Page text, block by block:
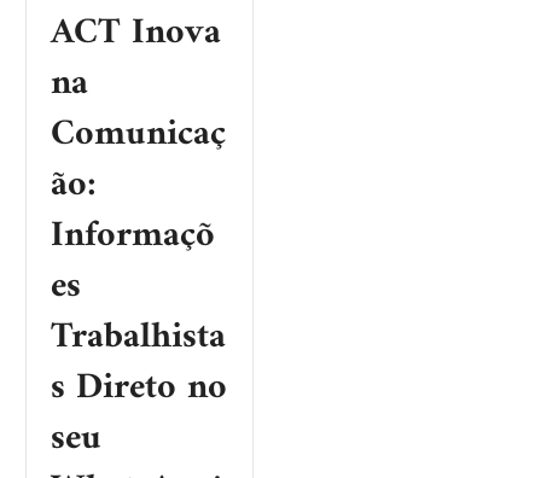
ACT Inova
na
Comunicaç
ão:
Informaçõ
es
Trabalhista
s Direto no
seu